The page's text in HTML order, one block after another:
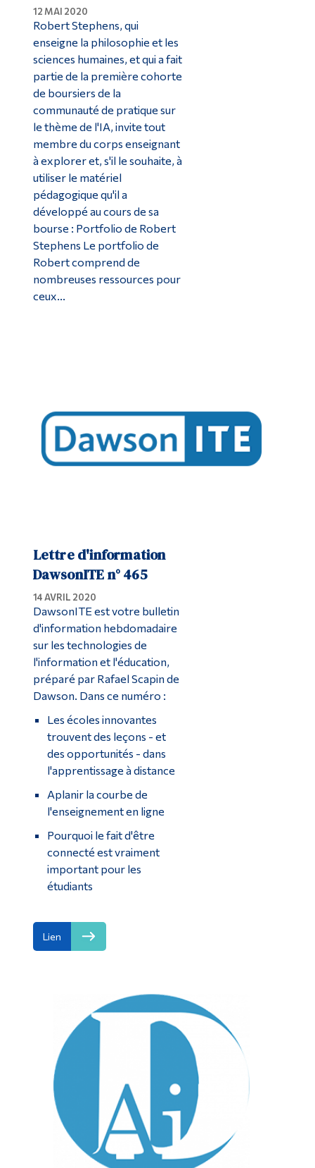
12 MAI 2020
Robert Stephens, qui
enseigne la philosophie et les
sciences humaines, et qui a fait
partie de la première cohorte
de boursiers de la
communauté de pratique sur
le thème de l'IA, invite tout
membre du corps enseignant
à explorer et, s'il le souhaite, à
utiliser le matériel
pédagogique qu'il a
développé au cours de sa
bourse : Portfolio de Robert
Stephens Le portfolio de
Robert comprend de
nombreuses ressources pour
ceux...
Lettre d'information
DawsonITE n° 465
14 AVRIL 2020
DawsonITE est votre bulletin
d'information hebdomadaire
sur les technologies de
l'information et l'éducation,
préparé par Rafael Scapin de
Dawson. Dans ce numéro :
Les écoles innovantes
trouvent des leçons - et
des opportunités - dans
l'apprentissage à distance
Aplanir la courbe de
l'enseignement en ligne
Pourquoi le fait d'être
connecté est vraiment
important pour les
étudiants
Lien